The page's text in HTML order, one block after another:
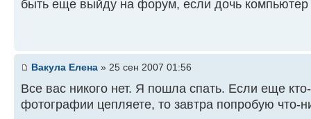
быть еще выйду на форум, если дочь компьютер
Вакула Елена » 25 сен 2007 01:56
Все вас никого нет. Я пошла спать. Если еще
фотографии цепляете, то завтра попробую что-